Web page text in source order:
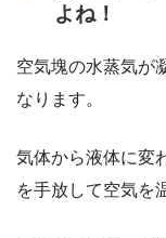
よね！
空気塊の水蒸気が
なります。
気体から液体に変
を手放して空気を